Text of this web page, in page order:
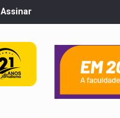
Assinar